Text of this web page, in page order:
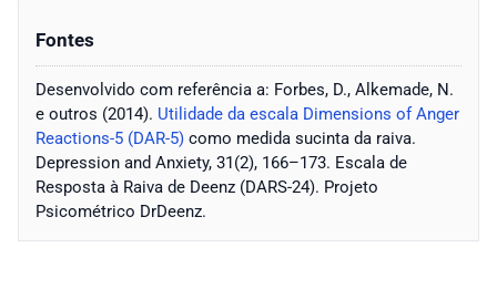
Fontes
Desenvolvido com referência a: Forbes, D., Alkemade, N.
e outros (2014). Utilidade da escala Dimensions of Anger
Reactions-5 (DAR-5) como medida sucinta da raiva.
Depression and Anxiety, 31(2), 166–173. Escala de
Resposta à Raiva de Deenz (DARS-24). Projeto
Psicométrico DrDeenz.